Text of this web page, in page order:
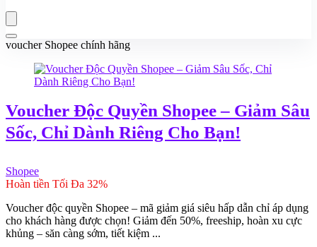
voucher Shopee chính hãng
Voucher Độc Quyền Shopee – Giảm Sâu
Sốc, Chỉ Dành Riêng Cho Bạn!
Shopee
Hoàn tiền Tối Đa 32%
Voucher độc quyền Shopee – mã giảm giá siêu hấp dẫn chỉ áp dụng
cho khách hàng được chọn! Giảm đến 50%, freeship, hoàn xu cực
khủng – săn càng sớm, tiết kiệm ...